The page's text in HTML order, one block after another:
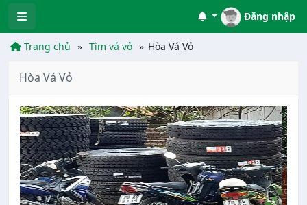
Đăng nhập
Trang chủ Tìm vá vỏ Hòa Vá Vỏ
Hòa Vá Vỏ